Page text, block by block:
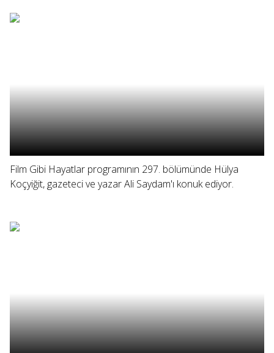
Film Gibi Hayatlar programının 297. bölümünde Hülya
Koçyiğit, gazeteci ve yazar Ali Saydam'ı konuk ediyor.